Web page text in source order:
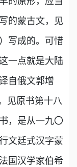
的蒙古文，见
写成的。可惜
一点就是大陆
自俄文郭增
见原书第十八
，是从一九〇
文廷式汉字蒙
国汉学家伯希